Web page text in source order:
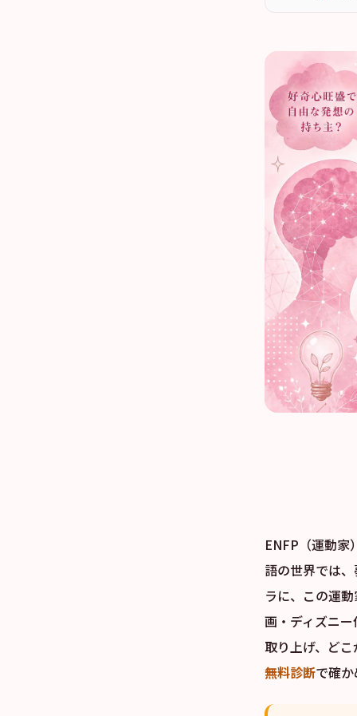
ENFP（運動家
語の世界では
ラに、この運
画・ディズニ
取り上げ、ど
無料診断で確